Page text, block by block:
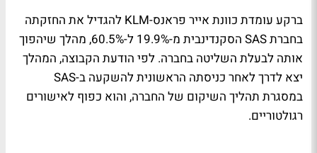
ברקע עומדת כוונת אייר פראנס-KLM להגדיל את החזקתה
בחברת SAS הסקנדינבית מ-19.9% ל-60.5%, מהלך שיהפוך
אותה לבעלת השליטה בחברה. לפי הודעת הקבוצה, המהלך
יצא לדרך לאחר כניסתה הראשונית להשקעה ב-SAS
במסגרת תהליך השיקום של החברה, והוא כפוף לאישורים
רגולטוריים.